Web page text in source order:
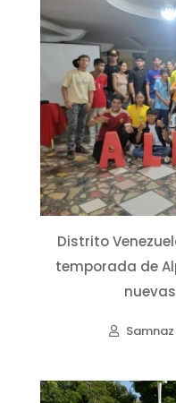
Distrito
temporada de
Samnaz